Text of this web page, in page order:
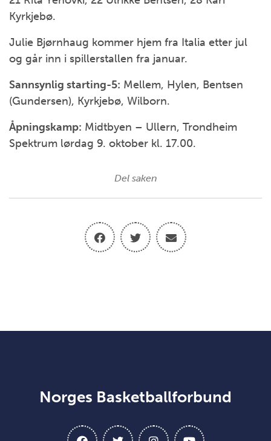
Kyrkjebø.
Julie Bjørnhaug kommer hjem fra Italia etter jul
og går inn i spillerstallen fra januar.
Sannsynlig starting-5: Mellem, Hylen, Bentsen
(Gundersen), Kyrkjebø, Wilborn.
Åpningskamp: Midtbyen – Ullern, Trondheim
Spektrum lørdag 9. oktober kl. 17.00.
Del saken
Norges Basketballforbund